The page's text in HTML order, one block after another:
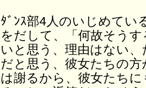
ﾀﾞﾝｽ部4人のいじめてい
をだして、「何故そう
いと思う、理由はない
だと思う、彼女たちの
は謝るから、彼女たち